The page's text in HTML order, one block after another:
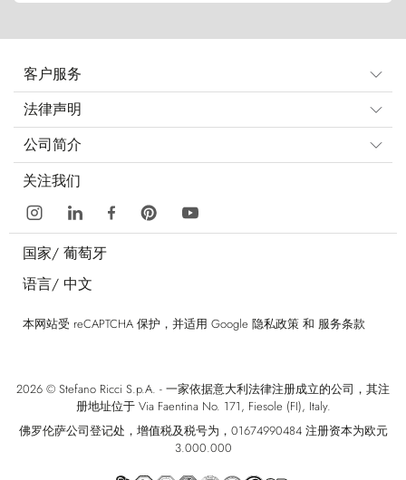
客户服务
法律声明
公司简介
关注我们
国家/ 葡萄牙
语言/ 中文
本网站受 reCAPTCHA 保护，并适用 Google 隐私政策 和 服务条款
2026 © Stefano Ricci S.p.A. - 一家依据意大利法律注册成立的公司，其注
册地址位于 Via Faentina No. 171, Fiesole (FI), Italy.
佛罗伦萨公司登记处，增值税及税号为，01674990484 注册资本为欧元
3.000.000